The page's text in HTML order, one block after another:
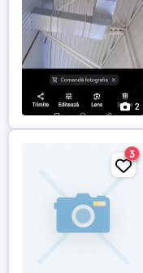
2
3